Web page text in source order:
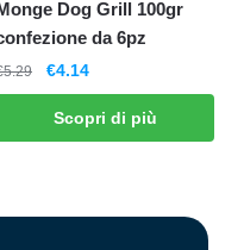
Dog Grill 100gr
da 6pz
5.29 €4.14
Scopri di più